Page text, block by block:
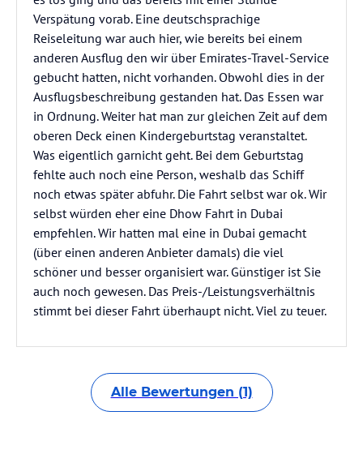
Verspätung vorab. Eine deutschsprachige
Reiseleitung war auch hier, wie bereits bei einem
anderen Ausflug den wir über Emirates-Travel-Service
gebucht hatten, nicht vorhanden. Obwohl dies in der
Ausflugsbeschreibung gestanden hat. Das Essen war
in Ordnung. Weiter hat man zur gleichen Zeit auf dem
oberen Deck einen Kindergeburtstag veranstaltet.
Was eigentlich garnicht geht. Bei dem Geburtstag
fehlte auch noch eine Person, weshalb das Schiff
noch etwas später abfuhr. Die Fahrt selbst war ok. Wir
selbst würden eher eine Dhow Fahrt in Dubai
empfehlen. Wir hatten mal eine in Dubai gemacht
(über einen anderen Anbieter damals) die viel
schöner und besser organisiert war. Günstiger ist Sie
auch noch gewesen. Das Preis-/Leistungsverhältnis
stimmt bei dieser Fahrt überhaupt nicht. Viel zu teuer.
Alle Bewertungen (1)